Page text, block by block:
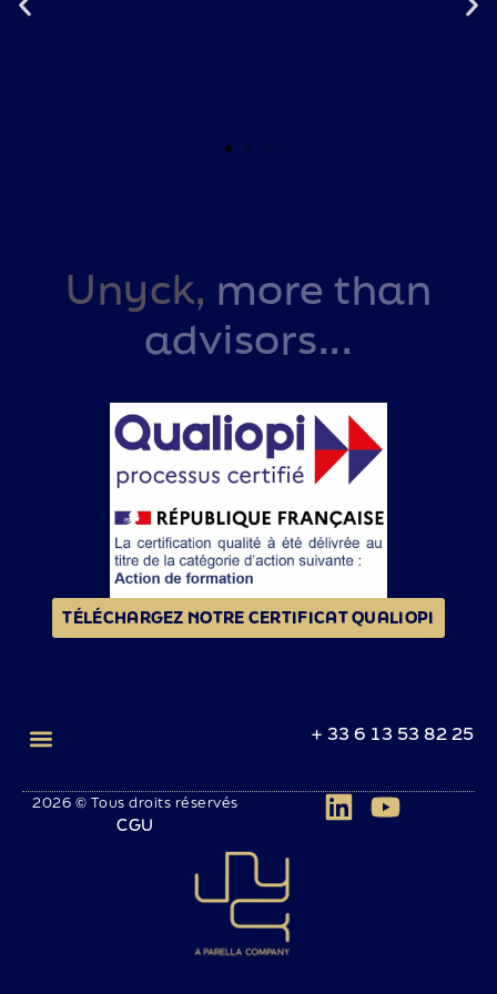
que s’en nourir est le meilleur, voire
le seul chemin pour grandir.
Unyck, more than
advisors...
TÉLÉCHARGEZ NOTRE CERTIFICAT QUALIOPI
+ 33 6 13 53 82 25
2026 © Tous droits réservés
CGU